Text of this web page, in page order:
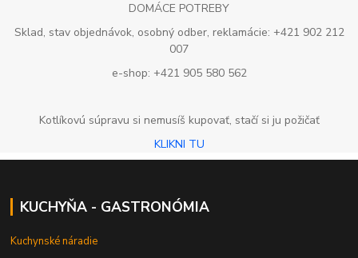
DOMÁCE POTREBY
Sklad, stav objednávok, osobný odber, reklamácie: +421 902 212
007
e-shop: +421 905 580 562
Kotlíkovú súpravu si nemusíš kupovať, stačí si ju požičať
KLIKNI TU
KUCHYŇA - GASTRONÓMIA
Kuchynské náradie